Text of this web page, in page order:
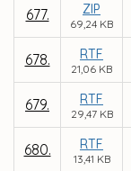
677. ZIP
69,24 KB
678. RTF
21,06 KB
679. RTF
29,47 KB
680. RTF
13,41 KB